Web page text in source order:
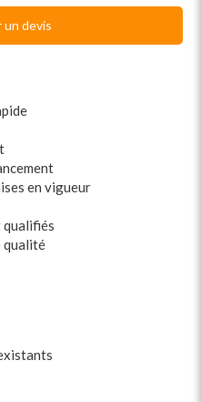
un devis
en vigueur
qualité